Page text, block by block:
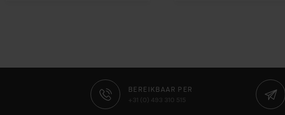
BEREIKBAAR PER
+31 (0) 493 310 515